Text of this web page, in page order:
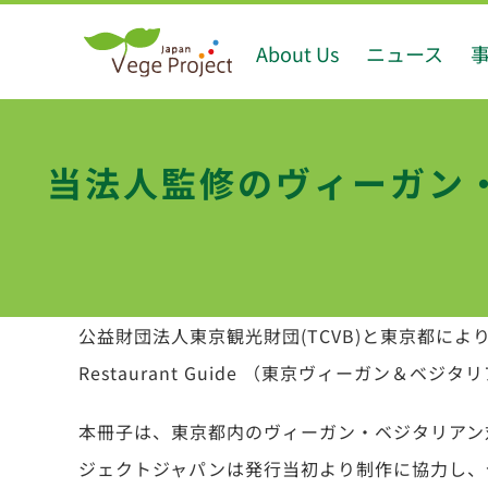
About Us ニュース
当法人監修のヴィーガン
公益財団法人東京観光財団(TCVB)と東京都に
Restaurant Guide （東京ヴィーガン＆ベジタ
本冊子は、東京都内のヴィーガン・ベジタリア
ジェクトジャパンは発行当初より制作に協力し